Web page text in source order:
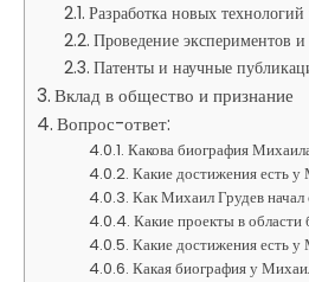
Разработка новых
Проведение экспериментов
Патенты и научные
Вклад в общество и признание
Вопрос-ответ:
Какова биография
Какие достижения есть
Как Михаил Грудев начал
Какие проекты в
Какие достижения есть
Какая биография у